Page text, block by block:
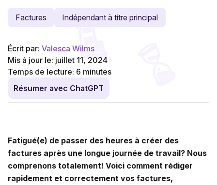
Factures Indépendant à titre principal
Écrit par: Valesca Wilms
Mis à jour le: juillet 11, 2024
Temps de lecture: 6 minutes
Résumer avec ChatGPT
Fatigué(e) de passer des heures à créer des
factures après une longue journée de travail? Nous
comprenons totalement! Voici comment rédiger
rapidement et correctement vos factures,